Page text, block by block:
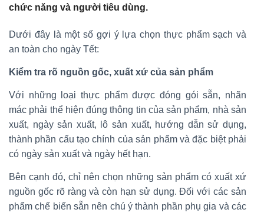
chức năng và người tiêu dùng.
Dưới đây là một số gợi ý lựa chọn thực phẩm sạch và
an toàn cho ngày Tết:
Kiểm tra rõ nguồn gốc, xuất xứ của sản phẩm
Với những loại thực phẩm được đóng gói sẵn, nhãn
mác phải thể hiện đúng thông tin của sản phẩm, nhà sản
xuất, ngày sản xuất, lô sản xuất, hướng dẫn sử dụng,
thành phần cấu tạo chính của sản phẩm và đặc biệt phải
có ngày sản xuất và ngày hết hạn.
Bên cạnh đó, chỉ nên chọn những sản phẩm có xuất xứ
nguồn gốc rõ ràng và còn hạn sử dụng. Đối với các sản
phẩm chế biến sẵn nên chú ý thành phần phụ gia và các